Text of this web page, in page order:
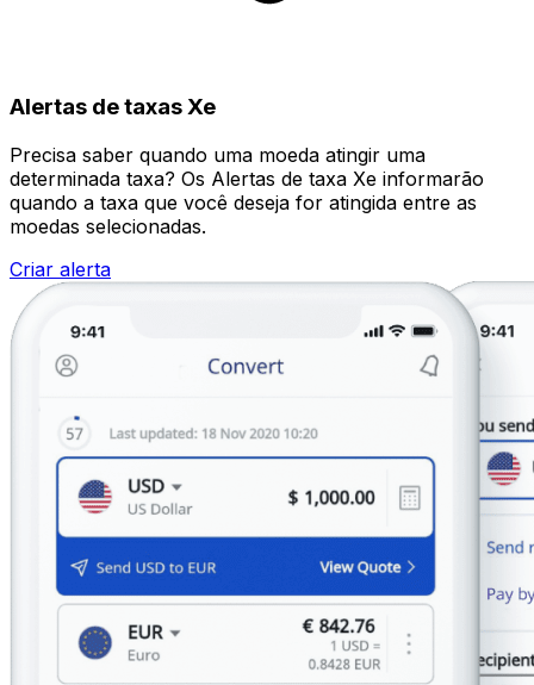
Alertas de taxas Xe
Precisa saber quando uma moeda atingir uma
determinada taxa? Os Alertas de taxa Xe informarão
quando a taxa que você deseja for atingida entre as
moedas selecionadas.
Criar alerta